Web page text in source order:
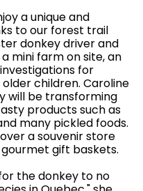
a unique and
to our forest trail
donkey driver and
mini farm on site, an
for
children. Caroline
will be transforming
products such as
many pickled foods.
a souvenir store
gift baskets.
the donkey to no